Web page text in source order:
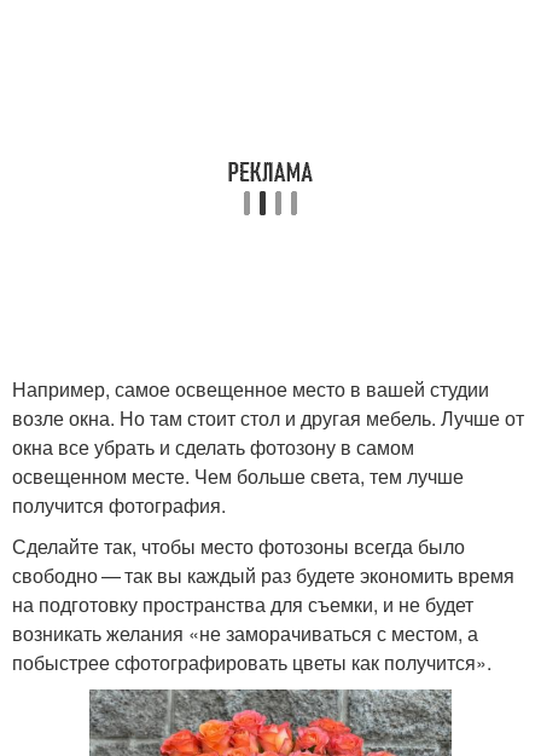
Например, самое освещенное место в вашей студии
возле окна. Но там стоит стол и другая мебель. Лучше от
окна все убрать и сделать фотозону в самом
освещенном месте. Чем больше света, тем лучше
получится фотография.
Сделайте так, чтобы место фотозоны всегда было
свободно — так вы каждый раз будете экономить время
на подготовку пространства для съемки, и не будет
возникать желания «не заморачиваться с местом, а
побыстрее сфотографировать цветы как получится».